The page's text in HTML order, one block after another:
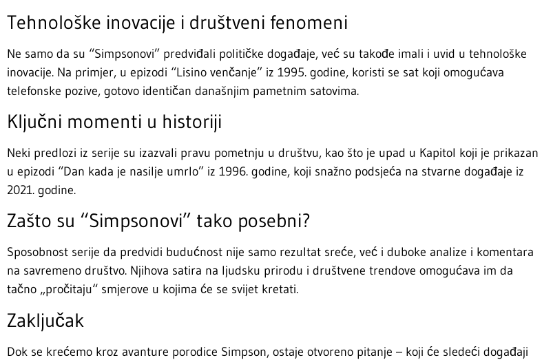
Tehnološke inovacije i društveni fenomeni
Ne samo da su “Simpsonovi” predviđali političke događaje, već su takođe imali i uvid u tehnološke
inovacije. Na primjer, u epizodi “Lisino venčanje” iz 1995. godine, koristi se sat koji omogućava
telefonske pozive, gotovo identičan današnjim pametnim satovima.
Ključni momenti u historiji
Neki predlozi iz serije su izazvali pravu pometnju u društvu, kao što je upad u Kapitol koji je prikazan
u epizodi “Dan kada je nasilje umrlo” iz 1996. godine, koji snažno podsjeća na stvarne događaje iz
2021. godine.
Zašto su “Simpsonovi” tako posebni?
Sposobnost serije da predvidi budućnost nije samo rezultat sreće, već i duboke analize i komentara
na savremeno društvo. Njihova satira na ljudsku prirodu i društvene trendove omogućava im da
tačno „pročitaju“ smjerove u kojima će se svijet kretati.
Zaključak
Dok se krećemo kroz avanture porodice Simpson, ostaje otvoreno pitanje – koji će sledeći događaji